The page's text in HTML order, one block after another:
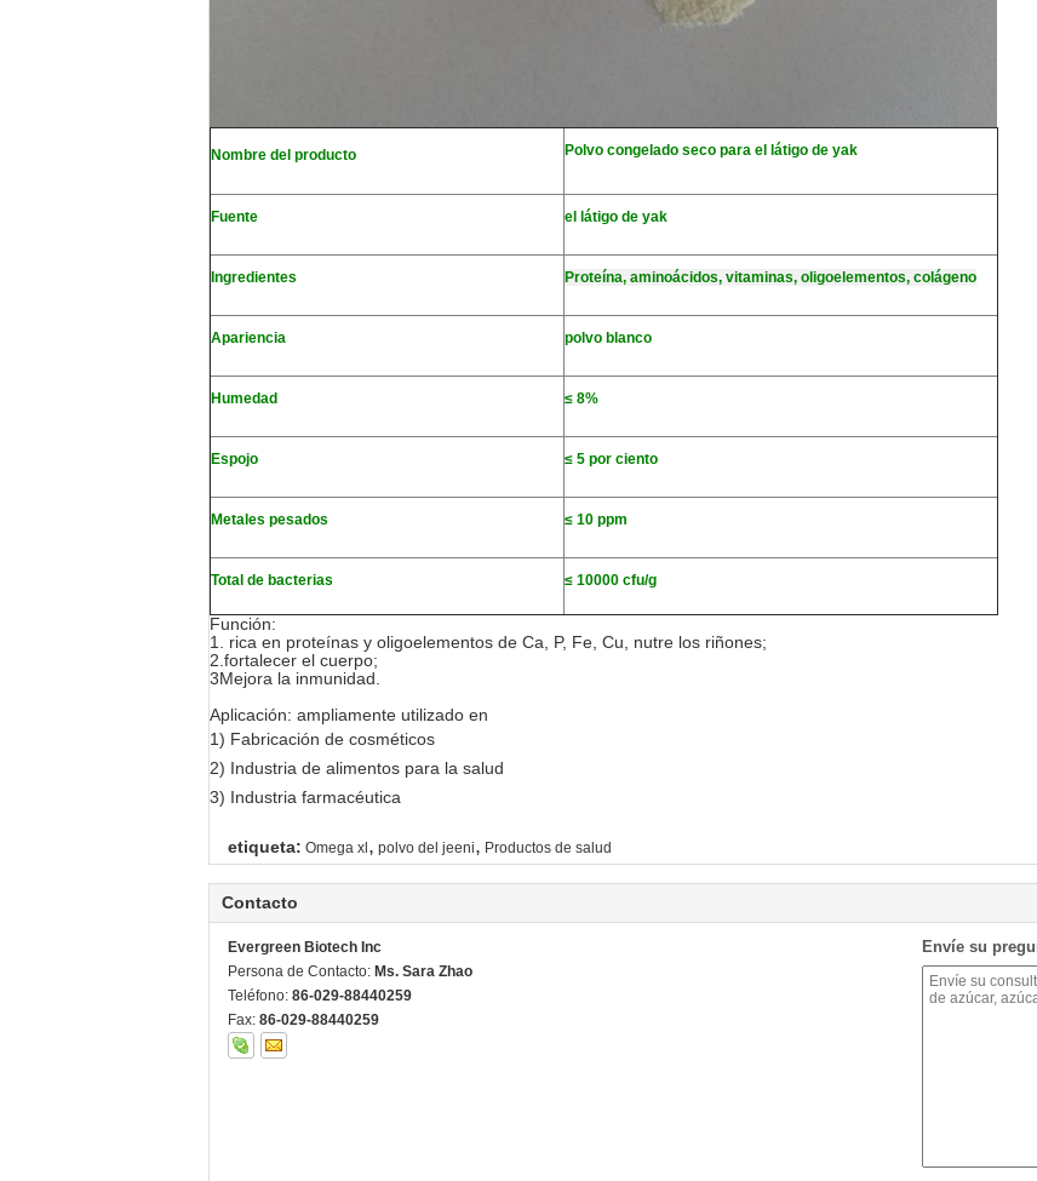
Nombre del producto Polvo congelado seco para el látigo de yak
Fuente el látigo de yak
Ingredientes Proteína, aminoácidos, vitaminas, oligoelementos, colágeno
Apariencia polvo blanco
Humedad ≤ 8%
Espojo ≤ 5 por ciento
Metales pesados ≤ 10 ppm
Total de bacterias ≤ 10000 cfu/g
Función:
1. rica en proteínas y oligoelementos de Ca, P, Fe, Cu, nutre los riñones;
2.fortalecer el cuerpo;
3Mejora la inmunidad.
Aplicación: ampliamente utilizado en
1) Fabricación de cosméticos
2) Industria de alimentos para la salud
3) Industria farmacéutica
etiqueta: Omega xl, polvo del jeeni, Productos de salud
Contacto
Evergreen Biotech Inc
Persona de Contacto: Ms. Sara Zhao
Teléfono: 86-029-88440259
Fax: 86-029-88440259
Envíe su